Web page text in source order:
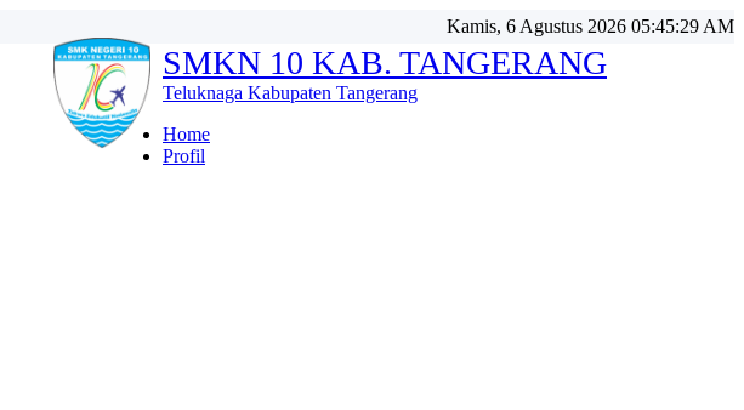
Kamis, 6 Agustus 2026 05:45:30 AM
SMKN 10 KAB. TANGERANG
Teluknaga Kabupaten Tangerang
Home
Profil